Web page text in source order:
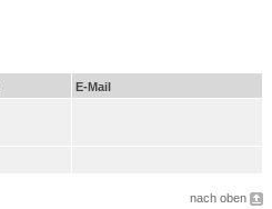
E-Mail
nach oben